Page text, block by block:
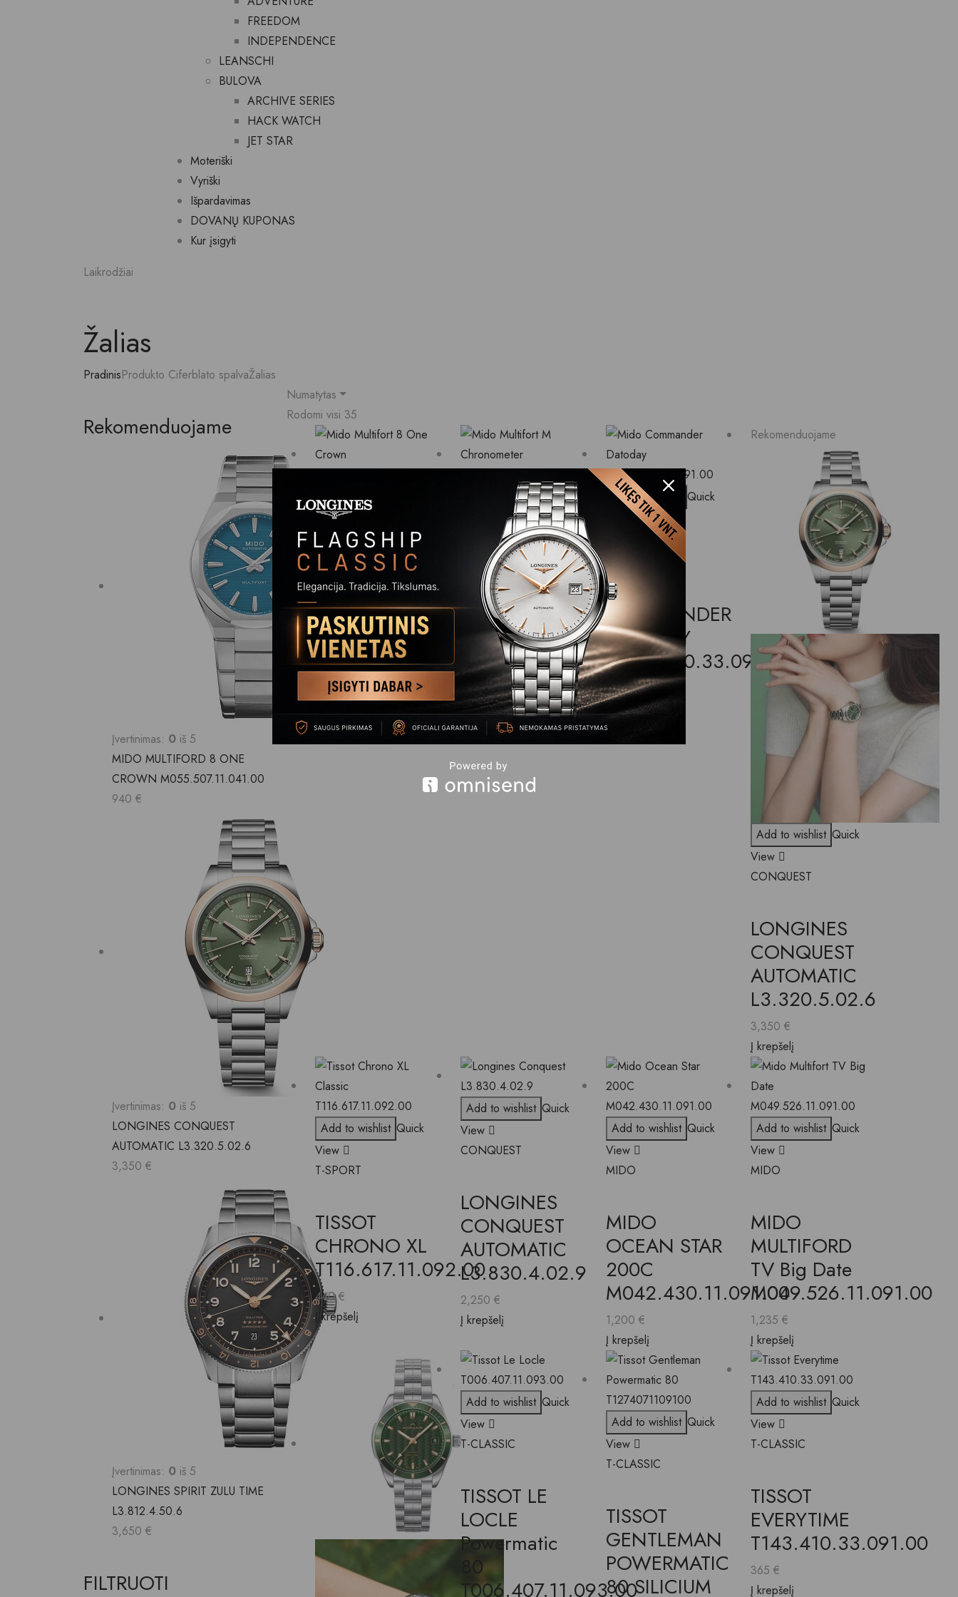
FREEDOM
INDEPENDENCE
LEANSCHI
BULOVA
ARCHIVE SERIES
HACK WATCH
JET STAR
Moteriški
Vyriški
Išpardavimas
DOVANŲ KUPONAS
Kur įsigyti
Laikrodžiai
Žalias
PradinisProdukto Ciferblato spalvaŽalias
Rekomenduojame
Įvertinimas: 0 iš 5
MIDO MULTIFORD 8 ONE
CROWN M055.507.11.041.00
940 €
Įvertinimas: 0 iš 5
LONGINES CONQUEST
AUTOMATIC L3.320.5.02.6
3,350 €
Įvertinimas: 0 iš 5
LONGINES SPIRIT ZULU TIME
L3.812.4.50.6
3,650 €
FILTRUOTI
Numatytas
Rodomi visi 35
Add to wishlist
View
MIDO
MIDO
MULTIFORD 8
ONE CROWN
M055.507.17.091.00
910€
Add to wishlist Quick
MIDO
MULTIFORT M
CHRONOMETER
M038.431.11.097.00
1,390€
Į krepšelį
Add to wishlist
Quick
COMMANDER
MIDO
COMMANDER
DATODAY
M021.430.33.091.00
1,160€
Į krepšelį
Rekomenduojame
Add to wishlist Quick
View
CONQUEST
LONGINES
CONQUEST
AUTOMATIC
L3.320.5.02.6
3,350€
Į krepšelį
Add to wishlist Quick
View
T-SPORT
TISSOT
CHRONO XL
T116.617.11.092.00
440€
Į krepšelį
Add to wishlist Quick
View
CONQUEST
LONGINES
CONQUEST
AUTOMATIC
L3.830.4.02.9
2,250 €
Į krepšelį
Add to wishlist Quick
View
MIDO
MIDO
OCEAN STAR
200C
M042.430.11.091.00
1,200 €
Į krepšelį
Add to wishlist Quick
View
MIDO
MIDO
MULTIFORD
TV Big Date
M049.526.11.091.00
1,235€
Į krepšelį
Add to wishlist Quick
View
T-CLASSIC
TISSOT LE
LOCLE
Powermatic
80
T006.407.11.093.00
Add to wishlist Quick
View
T-CLASSIC
TISSOT
GENTLEMAN
POWERMATIC
80 SILICIUM
Add to wishlist Quick
View
T-CLASSIC
TISSOT
EVERYTIME
T143.410.33.091.00
365€
Į krepšelį